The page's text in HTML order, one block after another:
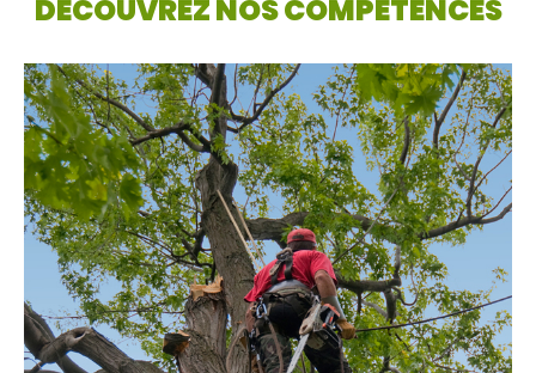
DÉCOUVREZ NOS COMPÉTENCES